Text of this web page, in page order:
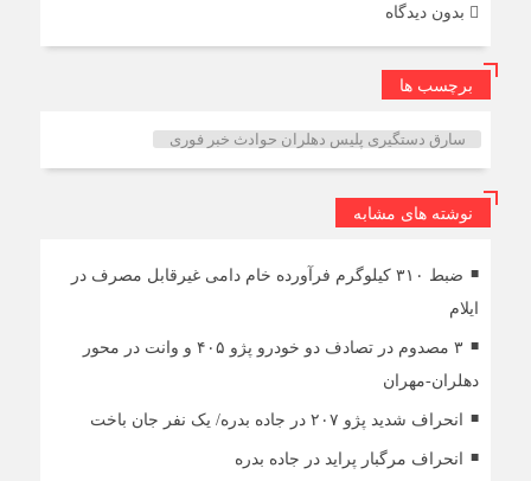
بدون دیدگاه
برچسب ها
سارق دستگیری پلیس دهلران حوادث خبر فوری
نوشته های مشابه
ضبط ۳۱۰ کیلوگرم فرآورده خام دامی غیرقابل مصرف در
ایلام
۳ مصدوم در تصادف دو خودرو پژو ۴۰۵ و وانت در محور
دهلران-مهران
انحراف شدید پژو ۲۰۷ در جاده بدره/ یک نفر جان باخت
انحراف مرگبار پراید در جاده بدره